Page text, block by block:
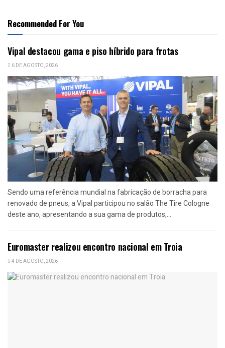
Recommended For You
Vipal destacou gama e piso híbrido para frotas
6 DE AGOSTO, 2026
Sendo uma referência mundial na fabricação de borracha para
renovado de pneus, a Vipal participou no salão The Tire Cologne
deste ano, apresentando a sua gama de produtos,...
Euromaster realizou encontro nacional em Troia
4 DE AGOSTO, 2026